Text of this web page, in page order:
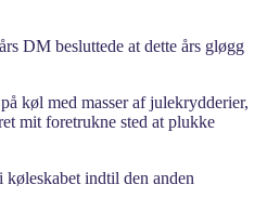
DM besluttede at dette års gløgg
køl med masser af julekrydderier,
mit foretrukne sted at plukke
indtil den anden